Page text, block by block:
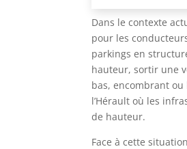
Dans le contexte
pour les
parkings en
hauteur, sortir une
bas, encombrant
l’Hérault où les
de hauteur.
Face à cette